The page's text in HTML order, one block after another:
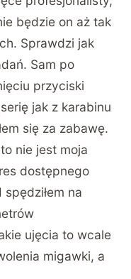
będzie on aż tak
Sprawdzi jak
Sam po
przyciski
jak z karabinu
się za zabawę.
nie jest moja
dostępnego
na
ujęcia to wcale
migawki, a